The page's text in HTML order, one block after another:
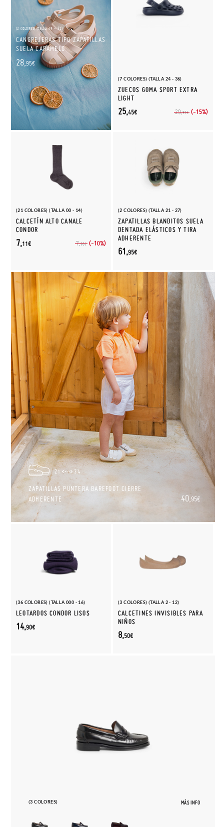
(2 COLORES) (TALLA 19 - 32)
CANGREJERAS TIPO ZAPATILLAS
SUELA CARAMELO
28, 95€
(7 COLORES) (TALLA 24 - 36)
ZUECOS GOMA SPORT EXTRA
LIGHT
29,95€ (-15%)
25,45€
(21 COLORES) (TALLA 00 - 14)
CALCETÍN ALTO CANALE
CONDOR
7,90€ (-10%)
7,11€
(2 COLORES) (TALLA 21 - 27)
ZAPATILLAS BLANDITOS SUELA
DENTADA ELÁSTICOS Y TIRA
ADHERENTE
61,95€
21 34
ZAPATILLAS PUNTERA BAREFOOT CIERRE
ADHERENTE
40, 95€
(36 COLORES) (TALLA 000 - 16)
LEOTARDOS CONDOR LISOS
14,90€
(3 COLORES) (TALLA 2 - 12)
CALCETINES INVISIBLES PARA
NIÑOS
8,50€
(3 COLORES) MÁS INFO